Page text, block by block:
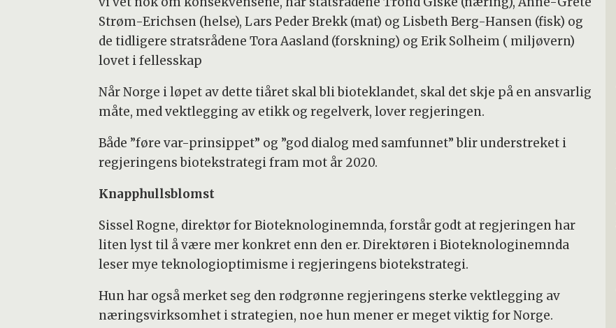
Strøm-Erichsen (helse), Lars Peder Brekk (mat) og Lisbeth Berg-Hansen (fisk) og
de tidligere stratsrådene Tora Aasland (forskning) og Erik Solheim ( miljøvern)
lovet i fellesskap
Når Norge i løpet av dette tiåret skal bli bioteklandet, skal det skje på en ansvarlig
måte, med vektlegging av etikk og regelverk, lover regjeringen.
Både ”føre var-prinsippet” og ”god dialog med samfunnet” blir understreket i
regjeringens biotekstrategi fram mot år 2020.
Knapphullsblomst
Sissel Rogne, direktør for Bioteknologinemnda, forstår godt at regjeringen har
liten lyst til å være mer konkret enn den er. Direktøren i Bioteknologinemnda
leser mye teknologioptimisme i regjeringens biotekstrategi.
Hun har også merket seg den rødgrønne regjeringens sterke vektlegging av
næringsvirksomhet i strategien, noe hun mener er meget viktig for Norge.